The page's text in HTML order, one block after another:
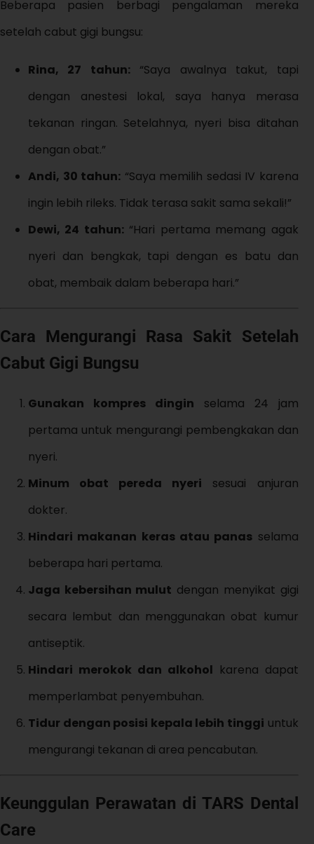
Beberapa pasien berbagi pengalaman mereka
setelah cabut gigi bungsu:
Rina, 27 tahun:“Saya awalnya takut, tapi
dengan anestesi lokal, saya hanya merasa
tekanan ringan. Setelahnya, nyeri bisa ditahan
dengan obat.”
Andi, 30 tahun: “Saya memilih sedasi IV karena
ingin lebih rileks. Tidak terasa sakit sama sekali!”
Dewi, 24 tahun:“Hari pertama memang agak
nyeri dan bengkak, tapi dengan es batu dan
obat, membaik dalam beberapa hari.”
Cara Mengurangi Rasa Sakit Setelah
Cabut Gigi Bungsu
Gunakan kompres dingin selama 24 jam
pertama untuk mengurangi pembengkakan dan
nyeri.
Minum obat pereda nyeri sesuai anjuran
dokter.
Hindari makanan keras atau panas selama
beberapa hari pertama.
Jaga kebersihan mulut dengan menyikat gigi
secara lembut dan menggunakan obat kumur
antiseptik.
Hindari merokok dan alkohol karena dapat
memperlambat penyembuhan.
Tidur dengan posisi kepala lebih tinggi untuk
mengurangi tekanan di area pencabutan.
Keunggulan Perawatan di TARS Dental
Care